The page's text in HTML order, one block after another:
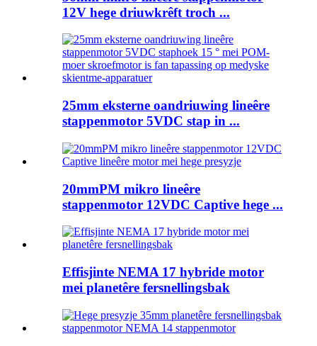
12V hege driuwkrêft troch ...
25mm eksterne oandriuwing lineêre
stappenmotor 5VDC stap in ...
20mmPM mikro lineêre
stappenmotor 12VDC Captive hege ...
Effisjinte NEMA 17 hybride motor
mei planetêre fersnellingsbak